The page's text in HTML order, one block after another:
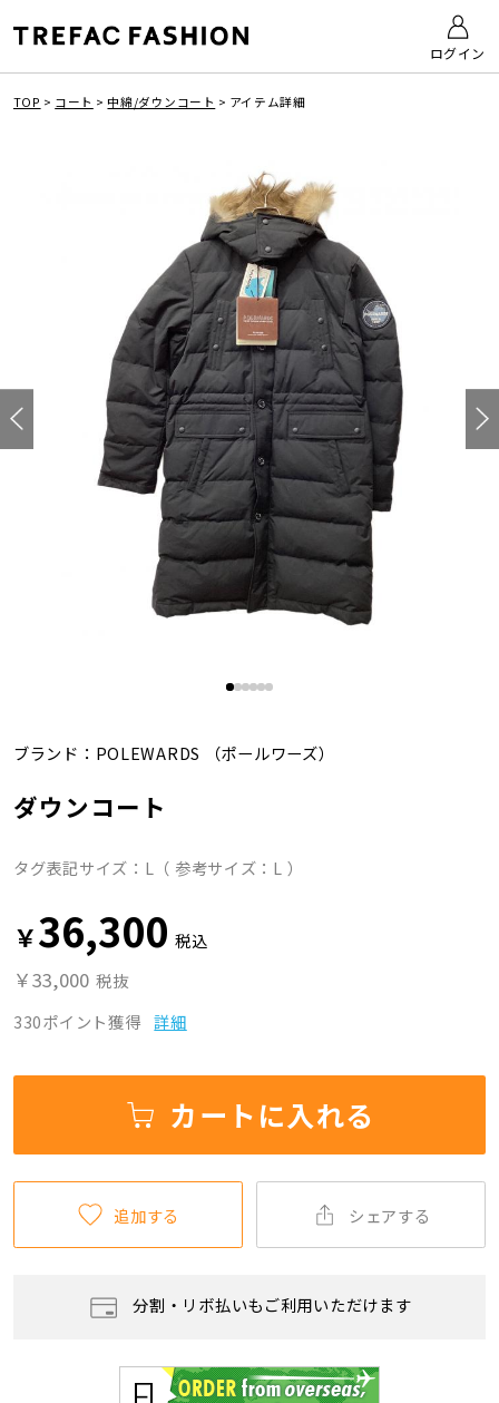
ログイン
TOP > コート > 中綿/ダウンコート > アイテム詳細
ブランド： POLEWARDS （ポールワーズ）
ダウンコート
タグ表記サイズ：L（ 参考サイズ：L ）
￥36,300 税込
￥33,000 税抜
330ポイント獲得 詳細
カートに入れる
追加する シェアする
分割・リボ払いもご利用いただけます